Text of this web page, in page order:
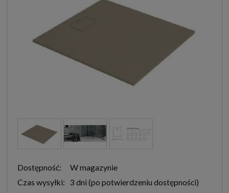
Dostępność:
W magazynie
Czas wysyłki: 3 dni